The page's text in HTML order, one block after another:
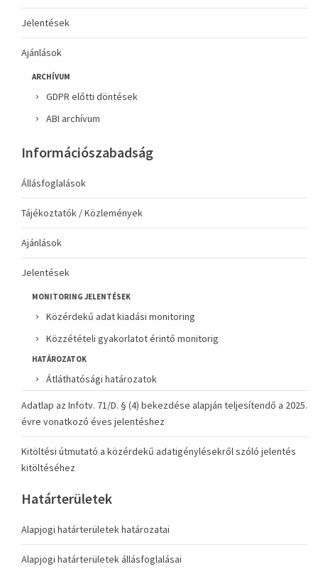
Jelentések
Ajánlások
ARCHÍVUM
GDPR előtti döntések
ABI archívum
Információszabadság
Állásfoglalások
Tájékoztatók / Közlemények
Ajánlások
Jelentések
MONITORING JELENTÉSEK
Közérdekű adat kiadási monitoring
Közzétételi gyakorlatot érintő monitorig
HATÁROZATOK
Átláthatósági határozatok
Adatlap az Infotv. 71/D. § (4) bekezdése alapján teljesítendő a 2025.
évre vonatkozó éves jelentéshez
Kitöltési útmutató a közérdekű adatigénylésekről szóló jelentés
kitöltéséhez
Határterületek
Alapjogi határterületek határozatai
Alapjogi határterületek állásfoglalásai